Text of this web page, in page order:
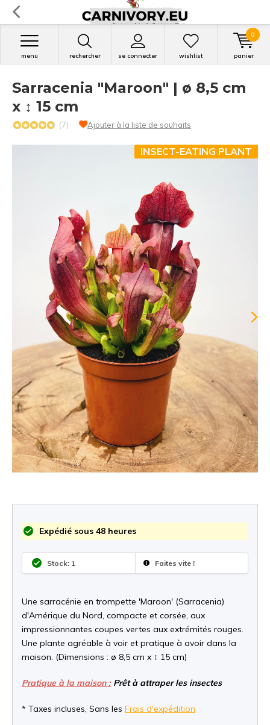
rechercher se connecter
menu wishlist panier
0
Sarracenia "Maroon" | ø 8,5 cm
x ↕ 15 cm
(7) Ajouter à la liste de souhaits
INSECT-EATING PLANT
Expédié sous 48 heures
Stock: 1 Faites vite !
Une sarracénie en trompette 'Maroon' (Sarracenia)
d'Amérique du Nord, compacte et corsée, aux
impressionnantes coupes vertes aux extrémités rouges.
Une plante agréable à voir et pratique à avoir dans la
maison. (Dimensions : ø 8,5 cm x ↕ 15 cm)
Pratique à la maison :Prêt à attraper les insectes
* Taxes incluses, Sans les Frais d'expédition